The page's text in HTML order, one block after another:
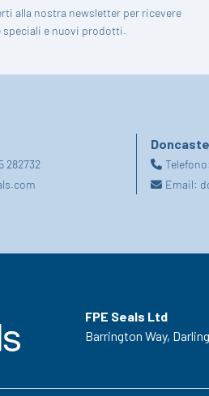
alla nostra newsletter per ricevere
e nuovi prodotti.
282732
Telefono:
Email:
FPE Seals Ltd
Barrington Way,